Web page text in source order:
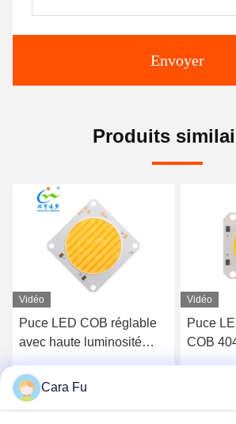
Envoyer
Produits
Vidéo
Puce LED personnalisée
COB 4046 200W 36V
éclairage extérieur
Vidéo
Puce
4000K
Cara Fu